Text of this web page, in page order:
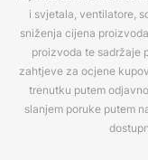
i svjetala, ventilatore,
sniženja cijena
proizvoda te sadržaje
zahtjeve za ocjene
trenutku putem
slanjem poruke putem